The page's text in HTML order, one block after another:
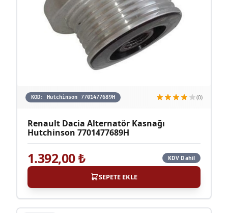
KOD: Hutchinson 7701477689H (0)
Renault Dacia Alternatör Kasnağı
Hutchinson 7701477689H
1.392,00₺ KDV Dahil
SEPETE EKLE